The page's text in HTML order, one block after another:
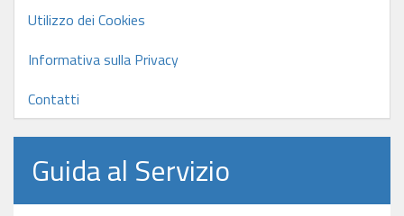
Utilizzo dei Cookies
Informativa sulla Privacy
Contatti
Guida al Servizio